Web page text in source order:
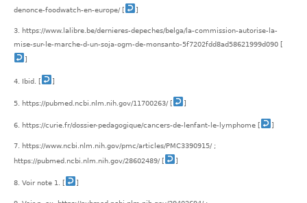
denonce-foodwatch-en-europe/[ ]
https://www.lalibre.be/dernieres-depeches/belga/la-commission-autorise-la-
mise-sur-le-marche-d-un-soja-ogm-de-monsanto-5f7202fdd8ad58621999d090 [
]
Ibid. [ ]
https://pubmed.ncbi.nlm.nih.gov/11700263/[ ]
https://curie.fr/dossier-pedagogique/cancers-de-lenfant-le-lymphome [ ]
https://www.ncbi.nlm.nih.gov/pmc/articles/PMC3390915/ ;
https://pubmed.ncbi.nlm.nih.gov/28602489/[ ]
Voir note 1. [ ]